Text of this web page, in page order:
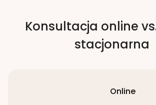
Konsultacja online
stacjonarna
Online